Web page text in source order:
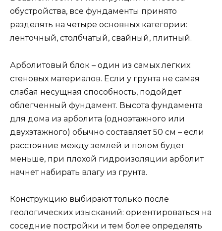
обустройства, все фундаменты принято
разделять на четыре основных категории:
ленточный, столбчатый, свайный, плитный.
Арболитовый блок – один из самых легких
стеновых материалов. Если у грунта не самая
слабая несущная способность, подойдет
облегченный фундамент. Высота фундамента
для дома из арболита (одноэтажного или
двухэтажного) обычно составляет 50 см – если
расстояние между землей и полом будет
меньше, при плохой гидроизоляции арболит
начнет набирать влагу из грунта.
Конструкцию выбирают только после
геологических изысканий: ориентироваться на
соседние постройки и тем более определять